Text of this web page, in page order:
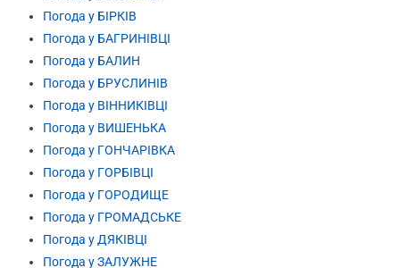
Погода у БІРКІВ
Погода у БАГРИНІВЦІ
Погода у БАЛИН
Погода у БРУСЛИНІВ
Погода у ВІННИКІВЦІ
Погода у ВИШЕНЬКА
Погода у ГОНЧАРІВКА
Погода у ГОРБІВЦІ
Погода у ГОРОДИЩЕ
Погода у ГРОМАДСЬКЕ
Погода у ДЯКІВЦІ
Погода у ЗАЛУЖНЕ